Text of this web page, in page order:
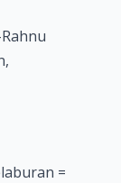
=